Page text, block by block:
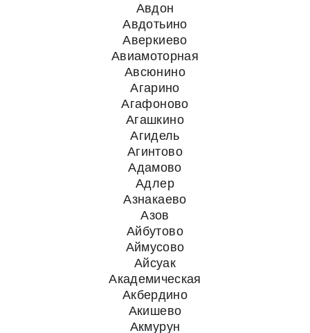
Авдон
Авдотьино
Аверкиево
Авиамоторная
Авсюнино
Агарино
Агафоново
Агашкино
Агидель
Агинтово
Адамово
Адлер
Азнакаево
Азов
Айбутово
Аймусово
Айсуак
Академическая
Акбердино
Акишево
Акмурун